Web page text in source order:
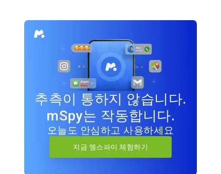
추측이 통하지 않습니다.
mSpy는 작동합니다.
오늘도 안심하고 사용하세요
지금 엠스파이 체험하기